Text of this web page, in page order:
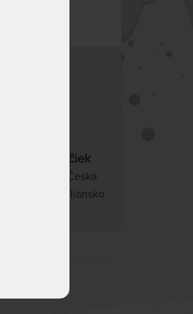
značiek
republika, Česká
Nemecko, Taliansko